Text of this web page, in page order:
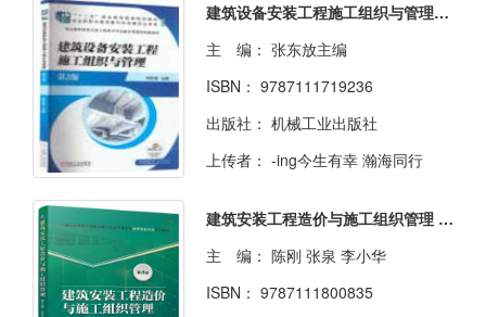
建筑设备安装工程施工组织与管理第三版
主 编： 张东放主编
ISBN： 9787111719236
出版社： 机械工业出版社
上传者： -ing今生有幸 瀚海同行
建筑安装工程造价与施工组织管理 第4版
主 编： 陈刚 张泉 李小华
ISBN： 9787111800835